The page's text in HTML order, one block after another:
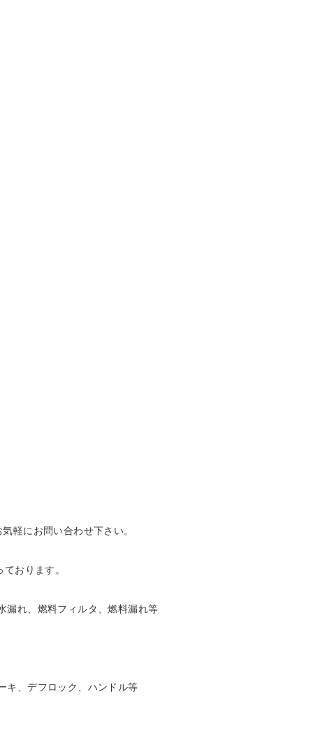
軽にお問い合わせ下さい。
おります。
漏れ、燃料フィルタ、燃料漏れ等
キ、デフロック、ハンドル等